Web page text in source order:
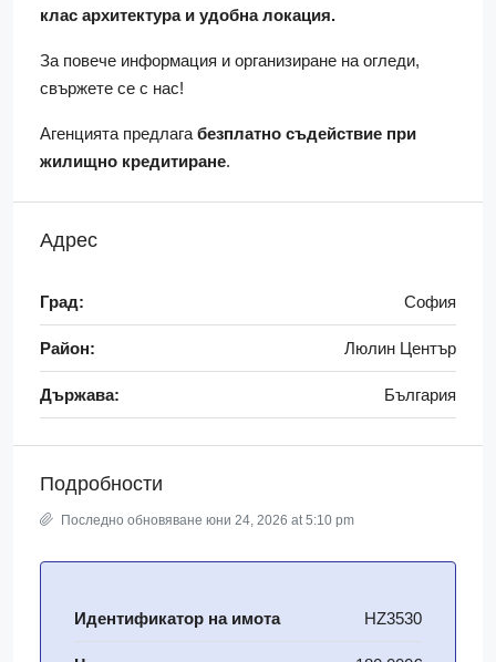
клас архитектура и удобна локация.
За повече информация и организиране на огледи,
свържете се с нас!
Агенцията предлага безплатно съдействие при
жилищно кредитиране.
Адрес
Град: София
Район: Люлин Център
Държава: България
Подробности
Последно обновяване юни 24, 2026 at 5:10 pm
Идентификатор на имота HZ3530